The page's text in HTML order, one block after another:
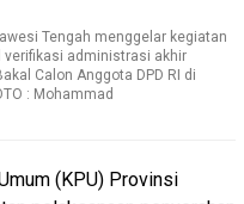
Tengah menggelar kegiatan
verifikasi administrasi akhir
Calon Anggota DPD RI di
: Mohammad
(KPU) Provinsi